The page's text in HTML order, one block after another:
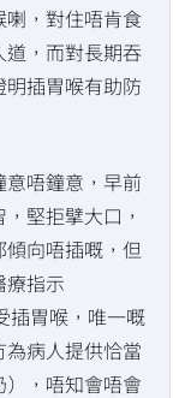
，對住唔肯食
，而對長期吞
插胃喉有助防
唔鐘意，早前
堅拒擘大口，
向唔插嘅，但
療指示
插胃喉，唯一嘅
病人提供恰當
，唔知會唔會